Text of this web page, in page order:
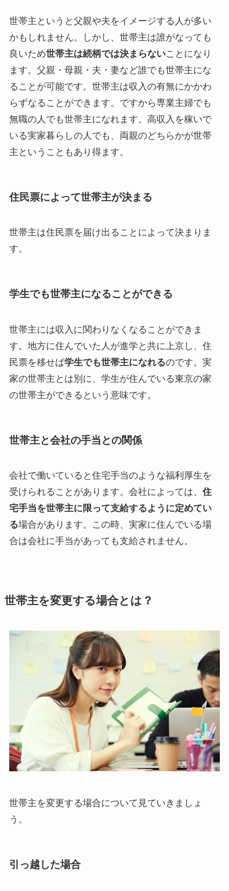
世帯主というと父親や夫をイメージする人が多い
かもしれません。しかし、世帯主は誰がなっても
良いため世帯主は続柄では決まらないことになり
ます。父親・母親・夫・妻など誰でも世帯主にな
ることが可能です。世帯主は収入の有無にかかわ
らずなることができます。ですから専業主婦でも
無職の人でも世帯主になれます。高収入を稼いで
いる実家暮らしの人でも、両親のどちらかが世帯
主ということもあり得ます。
住民票によって世帯主が決まる
世帯主は住民票を届け出ることによって決まりま
す。
学生でも世帯主になることができる
世帯主には収入に関わりなくなることができま
す。地方に住んでいた人が進学と共に上京し、住
民票を移せば学生でも世帯主になれるのです。実
家の世帯主とは別に、学生が住んでいる東京の家
の世帯主ができるという意味です。
世帯主と会社の手当との関係
会社で働いていると住宅手当のような福利厚生を
受けられることがあります。会社によっては、 住
宅手当を世帯主に限って支給するように定めてい
る場合があります。この時、実家に住んでいる場
合は会社に手当があっても支給されません。
世帯主を変更する場合とは？
世帯主を変更する場合について見ていきましょ
う。
引っ越した場合